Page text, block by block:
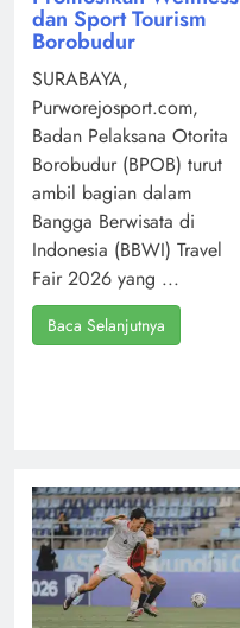
dan Sport Tourism
Borobudur
SURABAYA,
Purworejosport.com,
Badan Pelaksana Otorita
Borobudur (BPOB) turut
ambil bagian dalam
Bangga Berwisata di
Indonesia (BBWI) Travel
Fair 2026 yang ...
Baca Selanjutnya